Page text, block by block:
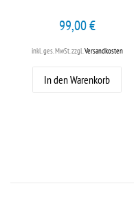
99,00 €
inkl. ges. MwSt.zzgl.Versandkosten
In den Warenkorb